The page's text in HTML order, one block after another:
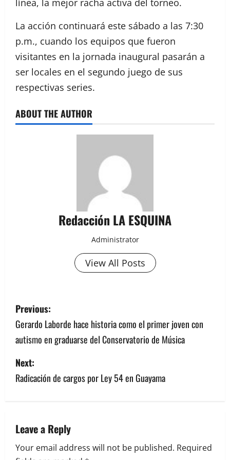
La acción continuará este sábado a las 7:30
p.m., cuando los equipos que fueron
visitantes en la jornada inaugural pasarán a
ser locales en el segundo juego de sus
respectivas series.
ABOUT THE AUTHOR
Redacción LA ESQUINA
Administrator
View All Posts
P
o
s
t
n
v
i
Previous:
Gerardo Laborde hace historia como el primer joven con
autismo en graduarse del Conservatorio de Música
Next:
Radicación de cargos por Ley 54 en Guayama
Leave a Reply
Your email address will not be published. Required